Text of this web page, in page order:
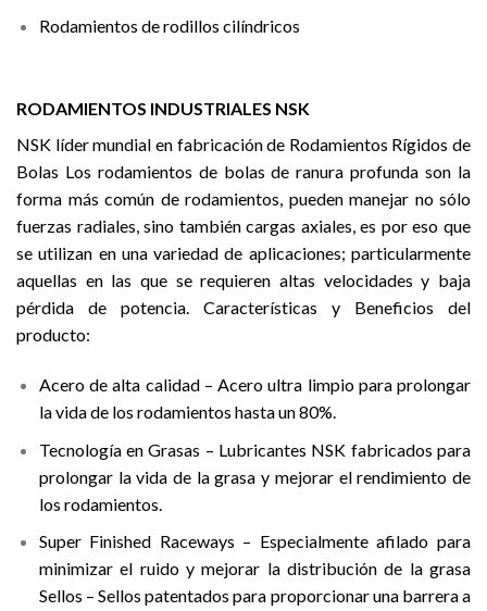
Rodamientos de rodillos cilíndricos
RODAMIENTOS INDUSTRIALES NSK
NSK líder mundial en fabricación de Rodamientos Rígidos de
Bolas Los rodamientos de bolas de ranura profunda son la
forma más común de rodamientos, pueden manejar no sólo
fuerzas radiales, sino también cargas axiales, es por eso que
se utilizan en una variedad de aplicaciones; particularmente
aquellas en las que se requieren altas velocidades y baja
pérdida de potencia. Características y Beneficios del
producto:
Acero de alta calidad – Acero ultra limpio para prolongar
la vida de los rodamientos hasta un 80%.
Tecnología en Grasas – Lubricantes NSK fabricados para
prolongar la vida de la grasa y mejorar el rendimiento de
los rodamientos.
Super Finished Raceways – Especialmente afilado para
minimizar el ruido y mejorar la distribución de la grasa
Sellos – Sellos patentados para proporcionar una barrera a